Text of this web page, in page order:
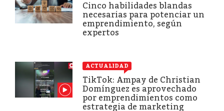
Cinco habilidades blandas
necesarias para potenciar un
emprendimiento, según
expertos
ACTUALIDAD
TikTok: Ampay de Christian
Domínguez es aprovechado
por emprendimientos como
estrategia de marketing